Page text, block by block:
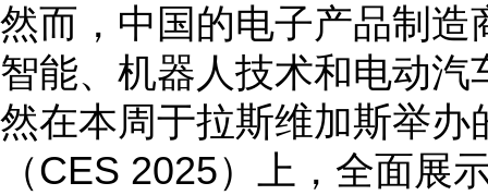
然而，中国的电子产品制
智能、机器人技术和电动
然在本周于拉斯维加斯举
（CES 2025）上，全面展